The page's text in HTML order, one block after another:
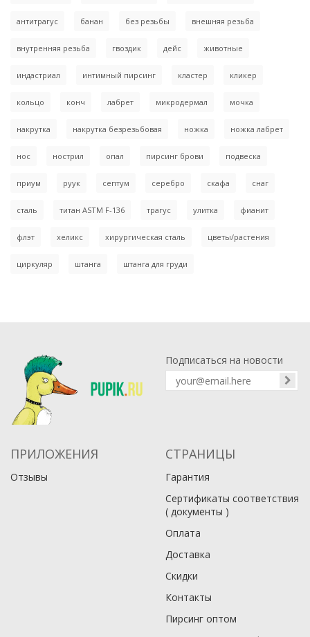
антитрагус банан без резьбы внешняя резьба
внутренняя резьба гвоздик дейс животные
индастриал интимный пирсинг кластер кликер
кольцо конч лабрет микродермал мочка
накрутка накрутка безрезьбовая ножка ножка лабрет
нос нострил опал пирсинг брови подвеска
приум руук септум серебро скафа снаг
сталь титан ASTM F-136 трагус улитка фианит
флэт хеликс хирургическая сталь цветы/растения
циркуляр штанга штанга для груди
Подписаться на новости
ПРИЛОЖЕНИЯ
Отзывы
СТРАНИЦЫ
Гарантия
Сертификаты соответствия
( документы )
Оплата
Доставка
Скидки
Контакты
Пирсинг оптом